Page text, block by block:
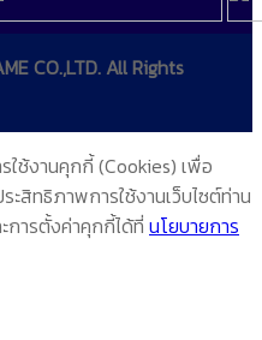
CO.,LTD. All Rights
ใช้งานคุกกี้ (Cookies) เพื่อ
สิทธิภาพการใช้งานเว็บไซต์ท่าน
การตั้งค่าคุกกี้ได้ที่ นโยบายการ